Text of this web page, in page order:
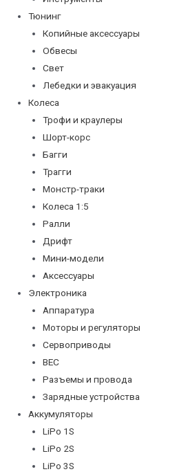
Тюнинг
Копийные аксессуары
Обвесы
Свет
Лебедки и эвакуация
Колеса
Трофи и краулеры
Шорт-корс
Багги
Трагги
Монстр-траки
Колеса 1:5
Ралли
Дрифт
Мини-модели
Аксессуары
Электроника
Аппаратура
Моторы и регуляторы
Сервоприводы
BEC
Разъемы и провода
Зарядные устройства
Аккумуляторы
LiPo 1S
LiPo 2S
LiPo 3S